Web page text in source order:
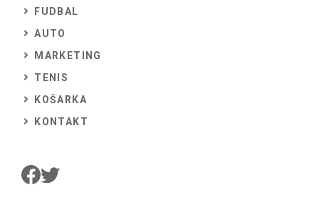
FUDBAL
AUTO
MARKETING
TENIS
KOŠARKA
KONTAKT